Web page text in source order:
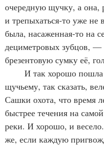
очередную щучку, а она,
и трепыхаться-то уже не
была, насаженная-то на
дециметровых зубцов, —
брезентовую сумку её,
щучьему, так сказать,
Сашки охота, что время
быстрее течения на
реки. И хорошо, и
же, если каждую